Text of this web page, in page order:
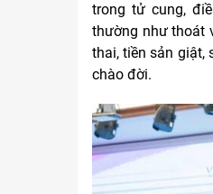
trong tử cung,
thường như thoát
thai, tiền sản giật,
chào đời.